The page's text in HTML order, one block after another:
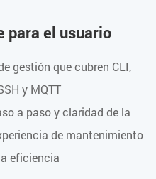
para el usuario
gestión que cubren CLI,
y MQTT
a paso y claridad de la
de mantenimiento
eficiencia